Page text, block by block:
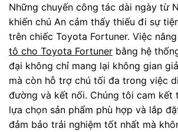
Những chuyến công tác dài ngày từ
khiến chú An cảm thấy thiếu đi sự
trên chiếc Toyota Fortuner. Việc
tô cho Toyota Fortuner bằng hệ
đại không chỉ mang lại không gian
mà còn hỗ trợ chú tối đa trong việc
đường và kết nối. Chúng tôi cam kết
lựa chọn sản phẩm phù hợp và lắp
đảm bảo trải nghiệm tốt nhất mà